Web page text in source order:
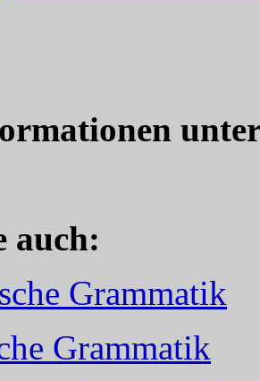
auch:
Grammatik
Grammatik